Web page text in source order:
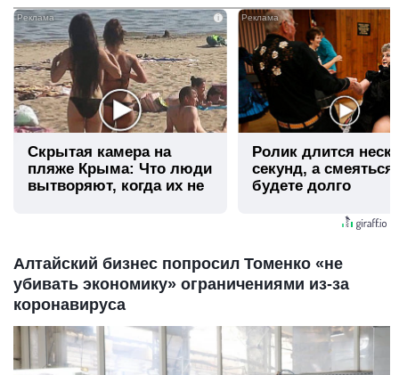
i
Скрытая камера на
пляже Крыма: Что люди
вытворяют, когда их не
Ролик длится
секунд, а
будете долго
Алтайский бизнес попросил Томенко «не
убивать экономику» ограничениями из-за
коронавируса